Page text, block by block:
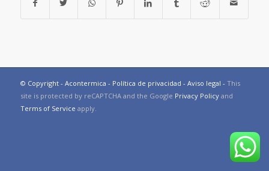
© Copyright - Acontermica - Política de privacidad - Aviso legal - This
site is protected by reCAPTCHA and the Google Privacy Policyand
Terms of Service apply.